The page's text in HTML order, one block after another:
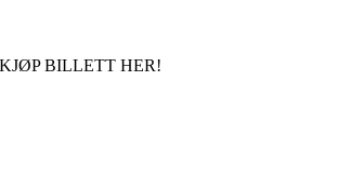
KJØP BILLETT HER!